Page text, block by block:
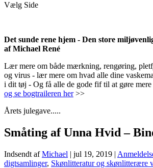
Vælg Side
Det sunde rene hjem - Den store
af Michael René
Lær mere om både mærkning, rengøring,
og virus - lær mere om hvad alle dine
i dit tøj - Og få alle de gode fif til at gøre
og se bogtraileren her>>
Årets julegave.....
Småting af Unna Hvid –
Indsendt afMichael | jul 19, 2019 |
digtsamlinger, Skønlitteratur og skønlitterære